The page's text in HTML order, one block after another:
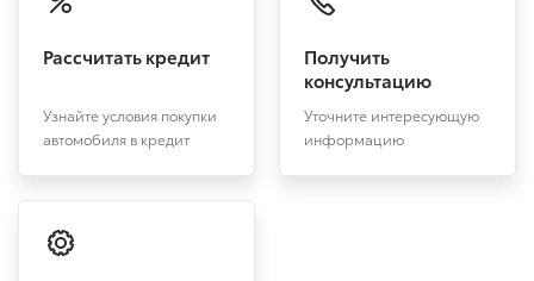
Рассчитать кредит
Узнайте условия покупки
автомобиля в кредит
Получить
консультацию
Уточните интересующую
информацию